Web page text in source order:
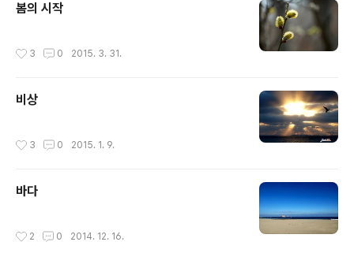
봄의 시작
3 0 2015. 3. 31.
비상
3 0 2015. 1. 9.
바다
2 0 2014. 12. 16.